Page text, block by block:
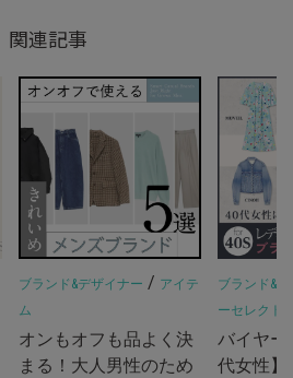
関連記事
ブランド&デザイナー / アイテ
ム
オンもオフも品よく決
まる！大人男性のため
ブランド&
ーセレクト
バイヤー
代女性】